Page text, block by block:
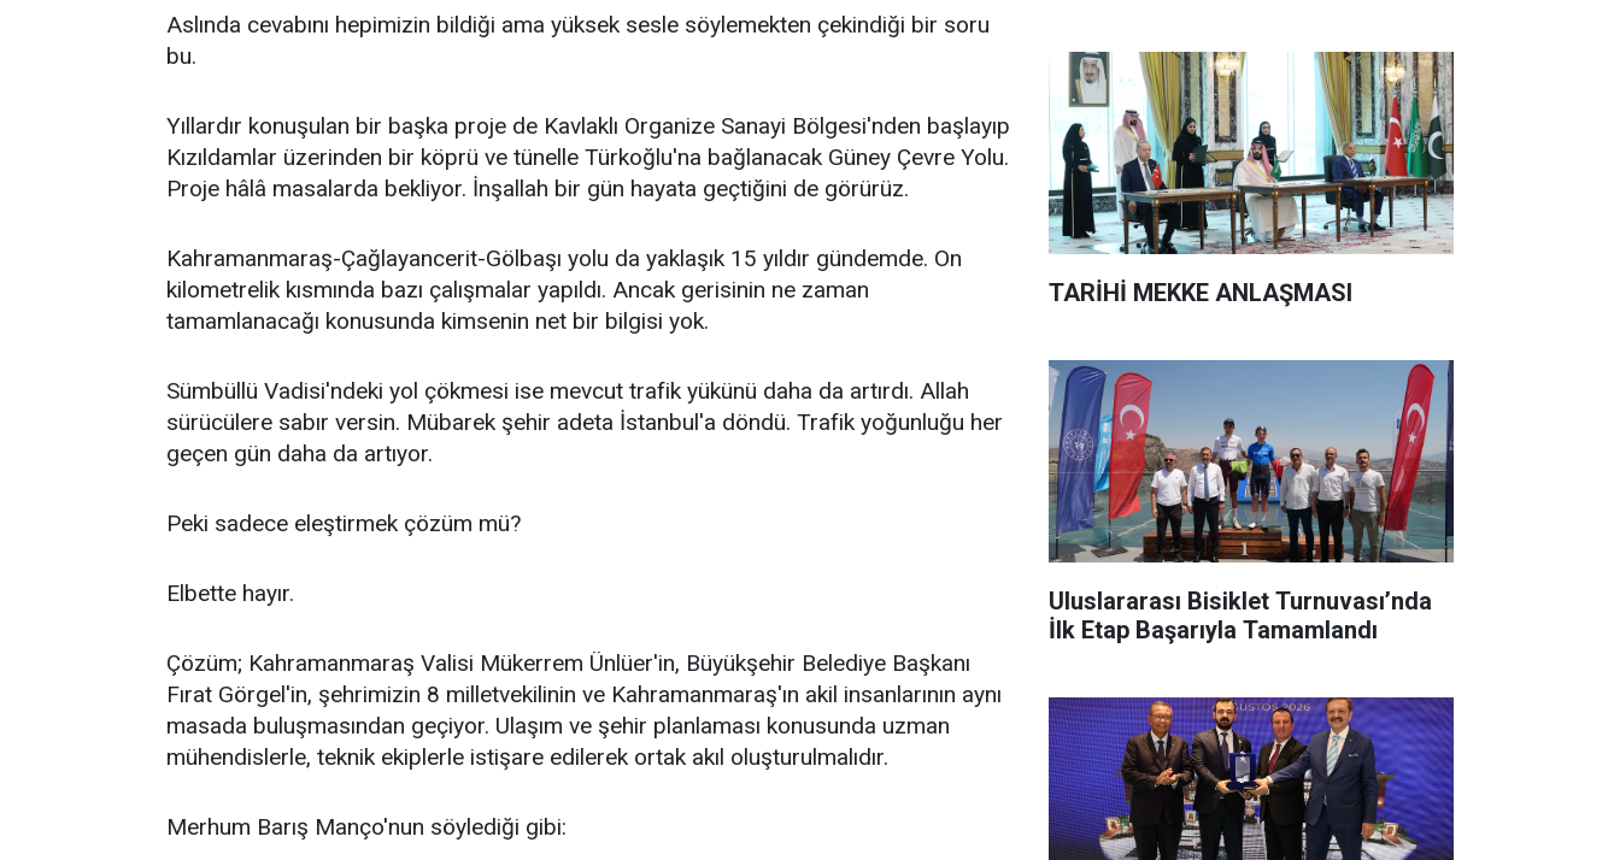
Aslında cevabını hepimizin bildiği ama yüksek sesle söylemekten çekindiği bir soru
bu.
Yıllardır konuşulan bir başka proje de Kavlaklı Organize Sanayi Bölgesi'nden başlayıp
Kızıldamlar üzerinden bir köprü ve tünelle Türkoğlu'na bağlanacak Güney Çevre Yolu.
Proje hâlâ masalarda bekliyor. İnşallah bir gün hayata geçtiğini de görürüz.
Kahramanmaraş-Çağlayancerit-Gölbaşı yolu da yaklaşık 15 yıldır gündemde. On
kilometrelik kısmında bazı çalışmalar yapıldı. Ancak gerisinin ne zaman
tamamlanacağı konusunda kimsenin net bir bilgisi yok.
Sümbüllü Vadisi'ndeki yol çökmesi ise mevcut trafik yükünü daha da artırdı. Allah
sürücülere sabır versin. Mübarek şehir adeta İstanbul'a döndü. Trafik yoğunluğu her
geçen gün daha da artıyor.
Peki sadece eleştirmek çözüm mü?
Elbette hayır.
Çözüm; Kahramanmaraş Valisi Mükerrem Ünlüer'in, Büyükşehir Belediye Başkanı
Fırat Görgel'in, şehrimizin 8 milletvekilinin ve Kahramanmaraş'ın akil insanlarının aynı
masada buluşmasından geçiyor. Ulaşım ve şehir planlaması konusunda uzman
mühendislerle, teknik ekiplerle istişare edilerek ortak akıl oluşturulmalıdır.
Merhum Barış Manço'nun söylediği gibi:
TARİHİ MEKKE ANLAŞMASI
Uluslararası Bisiklet Turnuvası’nda
İlk Etap Başarıyla Tamamlandı